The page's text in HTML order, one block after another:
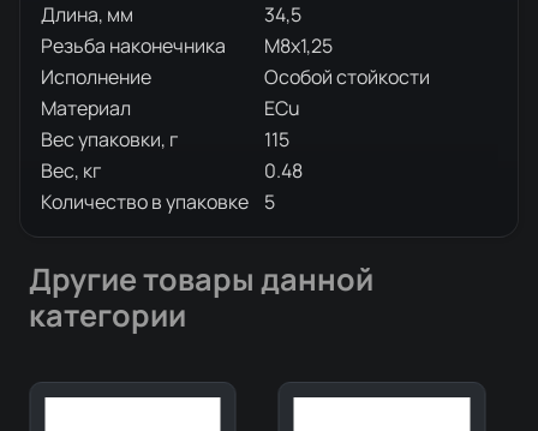
Длина, мм
34,5
Резьба наконечника
M8x1,25
Исполнение
Особой стойкости
Материал
ECu
Вес упаковки, г
115
Вес, кг
0.48
Количество в упаковке
5
Другие товары данной
категории